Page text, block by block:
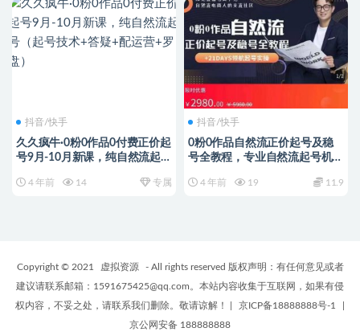
抖音/快手
久久疯牛·0粉0作品0付费正价起
号9月-10月新课，纯自然流起号
盘）4 年前 14 专属
抖音/快手
0粉0作品自然流正价起号及稳
号全教程，专业自然流起号机构
4 年前 19 11.9
Copyright © 2021 虚拟资源
- All rights reserved 版权声明：有任何意见或者
建议请联系邮箱：1591675425@qq.com。本站内容收集于互联网，如果有侵
权内容，不妥之处，请联系我们删除。敬请谅解！
京ICP备18888888号-1
京公网安备 188888888